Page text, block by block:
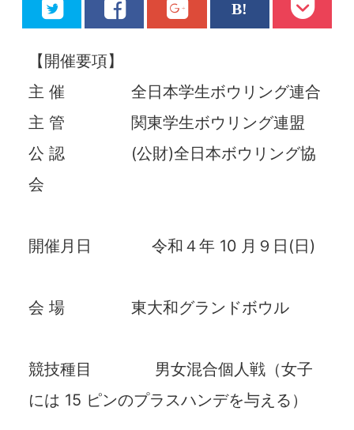
【開催要項】
主 催 全⽇本学⽣ボウリング連合
主 管 関東学⽣ボウリング連盟
公 認 (公財)全⽇本ボウリング協
会
開催⽉⽇ 令和４年 10 ⽉９⽇(⽇)
会 場 東⼤和グランドボウル
競技種⽬ 男⼥混合個⼈戦（⼥⼦
には 15 ピンのプラスハンデを与える）